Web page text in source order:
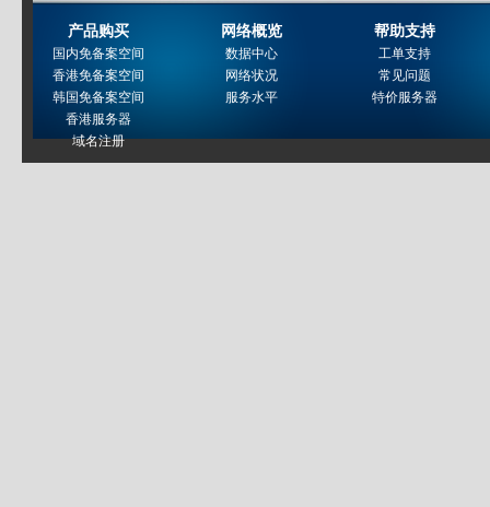
产品购买
国内免备案空间
香港免备案空间
韩国免备案空间
香港服务器
域名注册
网络概览
数据中心
网络状况
服务水平
帮助支持
工单支持
常见问题
特价服务器